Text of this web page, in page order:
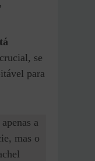
se
para
a
mas o